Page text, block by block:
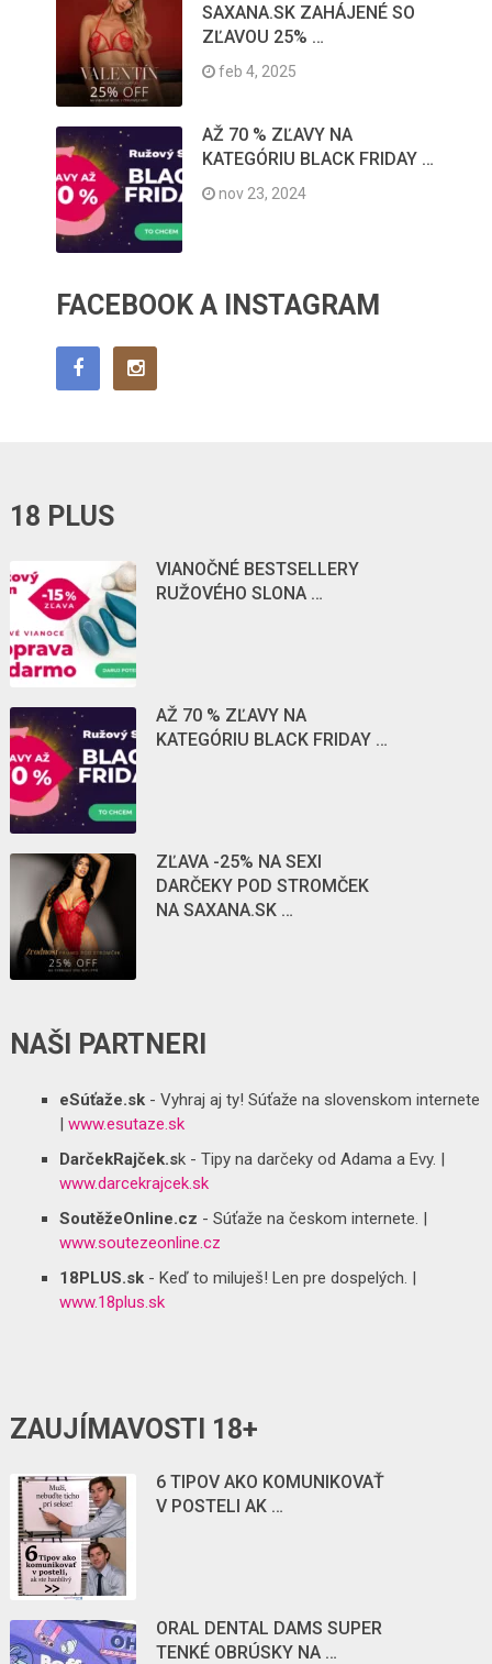
SAXANA.SK ZAHÁJENÉ SO
ZĽAVOU 25% …
feb 4, 2025
AŽ 70 % ZĽAVY NA
KATEGÓRIU BLACK FRIDAY …
nov 23, 2024
FACEBOOK A INSTAGRAM
18 PLUS
VIANOČNÉ BESTSELLERY
RUŽOVÉHO SLONA …
AŽ 70 % ZĽAVY NA
KATEGÓRIU BLACK FRIDAY …
ZĽAVA -25% NA SEXI
DARČEKY POD STROMČEK
NA SAXANA.SK …
NAŠI PARTNERI
eSúťaže.sk - Vyhraj aj ty! Súťaže na slovenskom internete
|www.esutaze.sk
DarčekRajček.sk - Tipy na darčeky od Adama a Evy. |
www.darcekrajcek.sk
SoutěžeOnline.cz - Súťaže na českom internete. |
www.soutezeonline.cz
18PLUS.sk - Keď to miluješ! Len pre dospelých. |
www.18plus.sk
ZAUJÍMAVOSTI 18+
6 TIPOV AKO KOMUNIKOVAŤ
V POSTELI AK …
ORAL DENTAL DAMS SUPER
TENKÉ OBRÚSKY NA …